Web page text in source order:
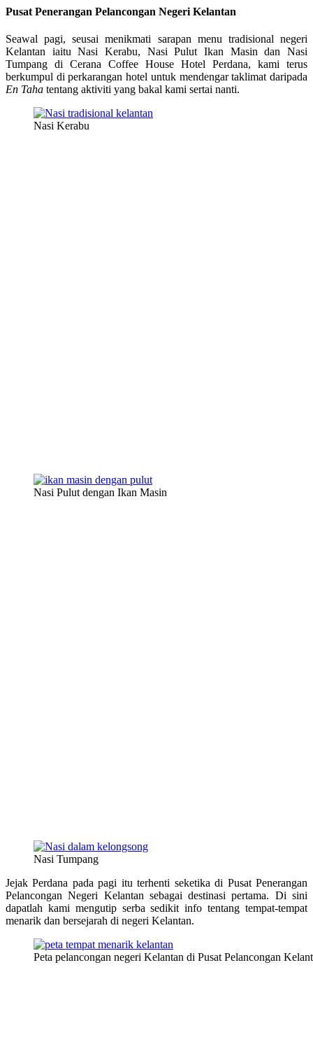
Pusat Penerangan Pelancongan Negeri Kelantan
Seawal pagi, seusai menikmati sarapan menu tradisional negeri
Kelantan iaitu Nasi Kerabu, Nasi Pulut Ikan Masin dan Nasi
Tumpang di Cerana Coffee House Hotel Perdana, kami terus
berkumpul di perkarangan hotel untuk mendengar taklimat daripada
En Taha tentang aktiviti yang bakal kami sertai nanti.
Nasi Kerabu
Nasi Pulut dengan Ikan Masin
Nasi Tumpang
Jejak Perdana pada pagi itu terhenti seketika di Pusat Penerangan
Pelancongan Negeri Kelantan sebagai destinasi pertama. Di sini
dapatlah kami mengutip serba sedikit info tentang tempat-tempat
menarik dan bersejarah di negeri Kelantan.
Peta pelancongan negeri Kelantan di Pusat Pelancongan